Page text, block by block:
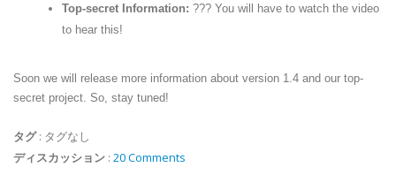
Top-secret Information: ??? You will have to watch the video
to hear this!
Soon we will release more information about version 1.4 and our top-
secret project. So, stay tuned!
タグ: タグなし
ディスカッション : 20 Comments